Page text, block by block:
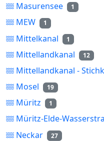
Masurensee 1
MEW 1
Mittelkanal 1
Mittellandkanal 12
Mittellandkanal -
Mosel 19
Müritz 1
Müritz-Elde-
Neckar 27